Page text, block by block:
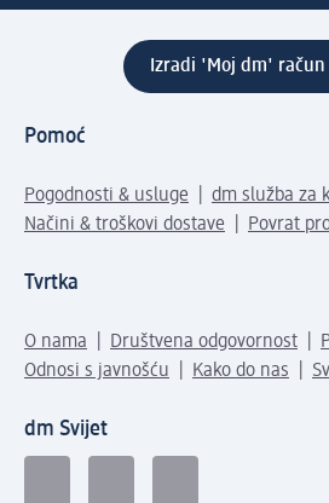
Izradi 'Moj dm'
Pomoć
Pogodnosti & usluge
dm služba za
Načini & troškovi dostave
Povrat
Tvrtka
O nama Društvena odgovornost
Odnosi s javnošću
Kako do nas
dm Svijet